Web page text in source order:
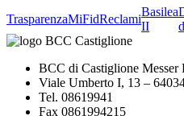
TrasparenzaMiFidReclami
Basilea
II
BCC di Castiglione Messer
Viale Umberto I, 13 –
Tel. 08619941
Fax 0861994215